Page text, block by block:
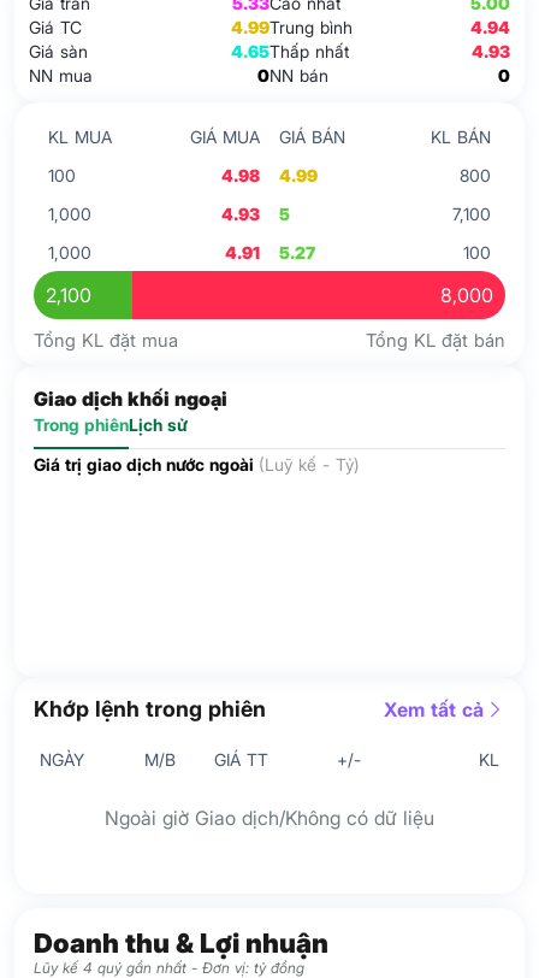
Giá TC
4.99
Giá sàn
4.65
NN mua
0
Trung bình
4.94
Thấp nhất
4.93
NN bán
0
KL MUA GIÁ MUA GIÁ BÁN
KL BÁN
100
4.98 4.99
800
1,000
4.93 5
7,100
1,000
4.91 5.27 100
2,100 8,000
Tổng KL đặt mua Tổng KL đặt bán
Giao dịch khối ngoại
Trong phiênLịch sử
Giá trị giao dịch nước ngoài (Luỹ kế - Tỷ)
Khớp lệnh trong phiên Xem tất cả
NGÀY M/B GIÁ TT +/- KL
Ngoài giờ Giao dịch/Không có dữ liệu
Doanh thu & Lợi nhuận
Lũy kế 4 quý gần nhất - Đơn vị: tỷ đồng